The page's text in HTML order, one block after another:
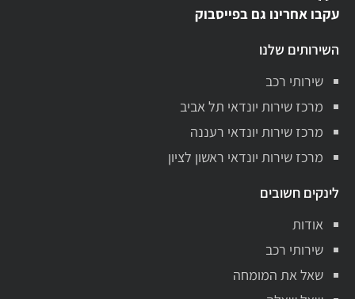
עקבו אחרינו גם בפייסבוק
השירותים שלנו
שירותי רכב
מרכז שירות יונדאי תל אביב
מרכז שירות יונדאי רעננה
מרכז שירות יונדאי ראשון לציון
לינקים חשובים
אודות
שירותי רכב
שאל את המומחה